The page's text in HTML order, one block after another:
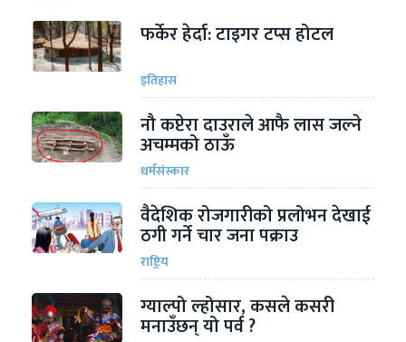
फर्केर हेर्दा: टाइगर टप्स होटल
इतिहास
नौ कप्टेरा दाउराले आफै लास जल्ने
अचम्मको ठाऊँ
धर्मसंस्कार
वैदेशिक रोजगारीको प्रलोभन देखाई
ठगी गर्ने चार जना पक्राउ
राष्ट्रिय
ग्याल्पो ल्होसार, कसले कसरी
मनाउँछन् यो पर्व ?